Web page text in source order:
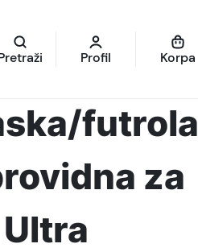
Profil Korpa
futrola
za